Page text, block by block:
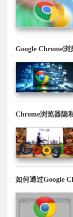
Google Chrome
Chrome浏览器隐
如何通过Google